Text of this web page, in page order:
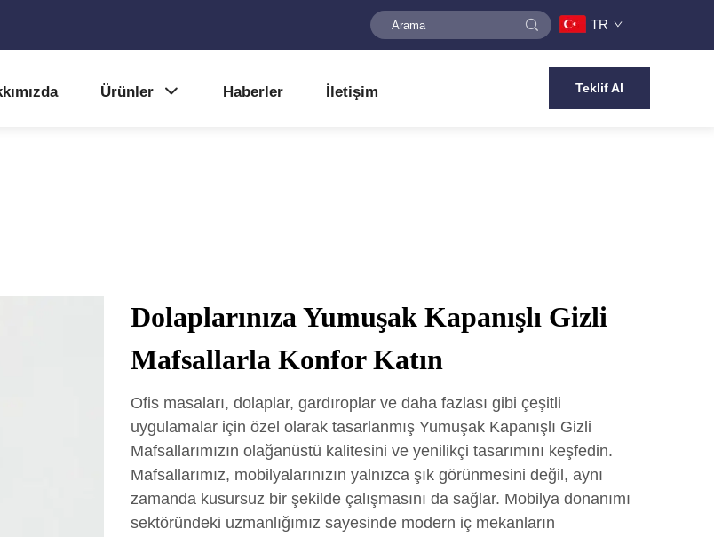
TR
Ürünler Haberler İletişim Teklif Al
Dolaplarınıza Yumuşak Kapanışlı Gizli
Mafsallarla Konfor Katın
Ofis masaları, dolaplar, gardıroplar ve daha fazlası gibi çeşitli
uygulamalar için özel olarak tasarlanmış Yumuşak Kapanışlı Gizli
Mafsallarımızın olağanüstü kalitesini ve yenilikçi tasarımını keşfedin.
Mafsallarımız, mobilyalarınızın yalnızca şık görünmesini değil, aynı
zamanda kusursuz bir şekilde çalışmasını da sağlar. Mobilya donanımı
sektöründeki uzmanlığımız sayesinde modern iç mekanların